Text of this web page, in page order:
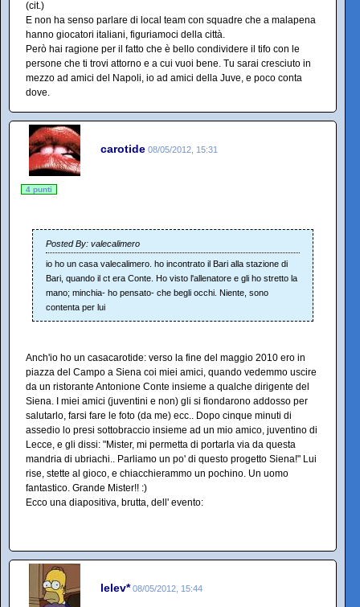
(cit.)
E non ha senso parlare di local team con squadre che a malapena
hanno giocatori italiani, figuriamoci della città.
Però hai ragione per il fatto che è bello condividere il tifo con le
persone che ti trovi attorno e a cui vuoi bene. Tu sarai cresciuto in
mezzo ad amici del Napoli, io ad amici della Juve, e poco conta
dove.
carotide 08/05/2012, 15:31
4 punti
Posted By: valecalimero
io ho un casa valecalimero. ho incontrato il Bari alla stazione di
Bari, quando il ct era Conte. Ho visto l'allenatore e gli ho stretto la
mano; minchia- ho pensato- che begli occhi. Niente, sono
contenta per lui
Anch'io ho un casacarotide: verso la fine del maggio 2010 ero in
piazza del Campo a Siena coi miei amici, quando vedemmo uscire
da un ristorante Antonione Conte insieme a qualche dirigente del
Siena. I miei amici (juventini e non) gli si fiondarono addosso per
salutarlo, farsi fare le foto (da me) ecc.. Dopo cinque minuti di
assedio lo presi sottobraccio insieme ad un mio amico, juventino di
Lecce, e gli dissi: "Mister, mi permetta di portarla via da questa
mandria di ubriachi.. Parliamo un po' di questo progetto Siena!" Lui
rise, stette al gioco, e chiacchierammo un pochino. Un uomo
fantastico. Grande Mister!! :)
Ecco una diapositiva, brutta, dell' evento:
lelev* 08/05/2012, 15:44